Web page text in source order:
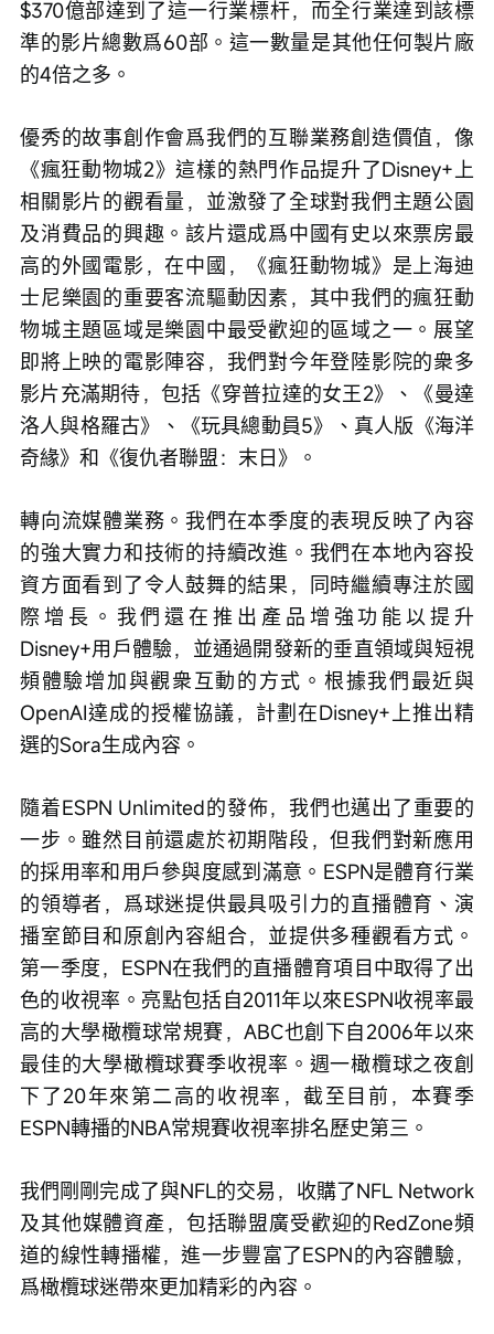
$370億部達到了這一行業標杆，而全行業達到該標
準的影片總數爲60部。這一數量是其他任何製片廠
的4倍之多。
優秀的故事創作會爲我們的互聯業務創造價值，像
《瘋狂動物城2》這樣的熱門作品提升了Disney+上
相關影片的觀看量，並激發了全球對我們主題公園
及消費品的興趣。該片還成爲中國有史以來票房最
高的外國電影，在中國，《瘋狂動物城》是上海迪
士尼樂園的重要客流驅動因素，其中我們的瘋狂動
物城主題區域是樂園中最受歡迎的區域之一。展望
即將上映的電影陣容，我們對今年登陸影院的衆多
影片充滿期待，包括《穿普拉達的女王2》、《曼達
洛人與格羅古》、《玩具總動員5》、真人版《海洋
奇緣》和《復仇者聯盟：末日》。
轉向流媒體業務。我們在本季度的表現反映了內容
的強大實力和技術的持續改進。我們在本地內容投
資方面看到了令人鼓舞的結果，同時繼續專注於國
際增長。我們還在推出產品增強功能以提升
Disney+用戶體驗，並通過開發新的垂直領域與短視
頻體驗增加與觀衆互動的方式。根據我們最近與
OpenAI達成的授權協議，計劃在Disney+上推出精
選的Sora生成內容。
隨着ESPN Unlimited的發佈，我們也邁出了重要的
一步。雖然目前還處於初期階段，但我們對新應用
的採用率和用戶參與度感到滿意。ESPN是體育行業
的領導者，爲球迷提供最具吸引力的直播體育、演
播室節目和原創內容組合，並提供多種觀看方式。
第一季度，ESPN在我們的直播體育項目中取得了出
色的收視率。亮點包括自2011年以來ESPN收視率最
高的大學橄欖球常規賽，ABC也創下自2006年以來
最佳的大學橄欖球賽季收視率。週一橄欖球之夜創
下了20年來第二高的收視率，截至目前，本賽季
ESPN轉播的NBA常規賽收視率排名歷史第三。
我們剛剛完成了與NFL的交易，收購了NFL Network
及其他媒體資產，包括聯盟廣受歡迎的RedZone頻
道的線性轉播權，進一步豐富了ESPN的內容體驗，
爲橄欖球迷帶來更加精彩的內容。